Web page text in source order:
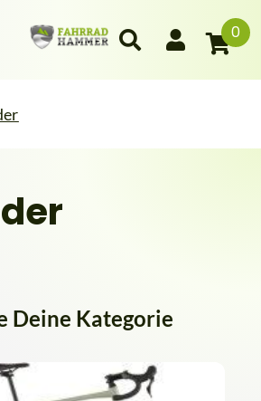
0
Deine Kategorie